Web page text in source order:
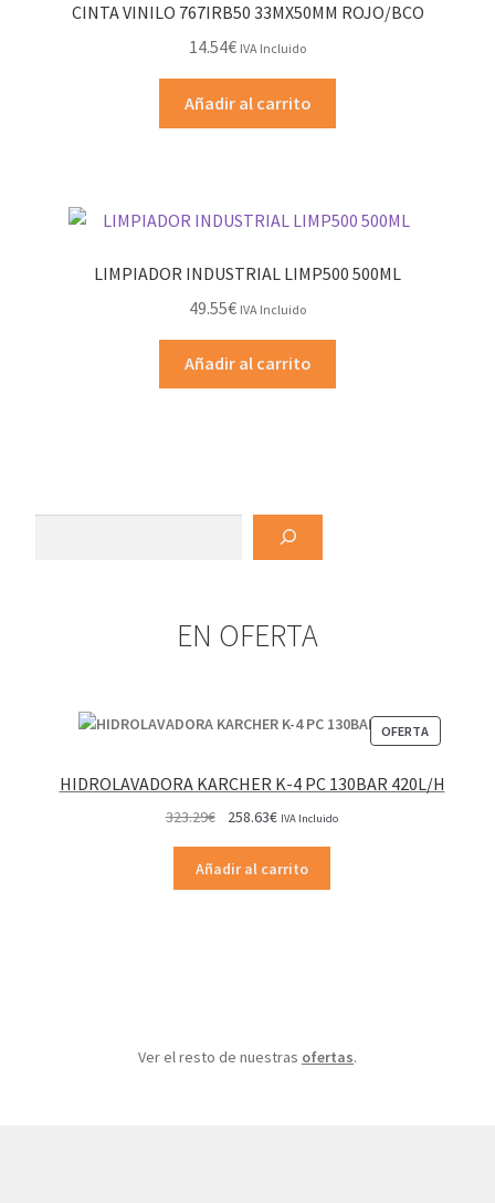
CINTA VINILO 767IRB50 33MX50MM ROJO/BCO
14.54€ IVA Incluido
Añadir al carrito
LIMPIADOR INDUSTRIAL LIMP500 500ML
49.55€ IVA Incluido
Añadir al carrito
EN OFERTA
OFERTA
EN
HIDROLAVADORA KARCHER K-4 PC 130BAR 420L/H
323.29€
original
era:
258.63€El
actual
es:
IVA Incluido
Añadir al carrito
Ver el resto de nuestras ofertas.